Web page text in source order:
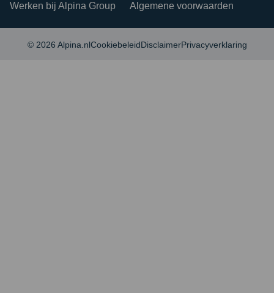
Werken bij Alpina Group
Algemene voorwaarden
© 2026 Alpina.nlCookiebeleidDisclaimerPrivacyverklaring